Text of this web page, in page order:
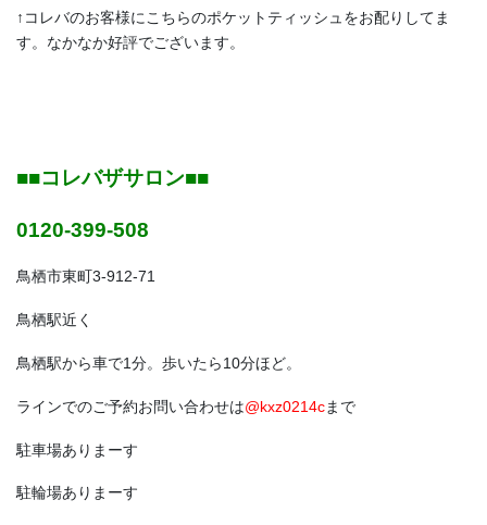
↑コレバのお客様にこちらのポケットティッシュをお配りしてま
す。なかなか好評でございます。
■■コレバザサロン■■
0120-399-508
鳥栖市東町3-912-71
鳥栖駅近く
鳥栖駅から車で1分。歩いたら10分ほど。
ラインでのご予約お問い合わせは@kxz0214cまで
駐車場ありまーす
駐輪場ありまーす